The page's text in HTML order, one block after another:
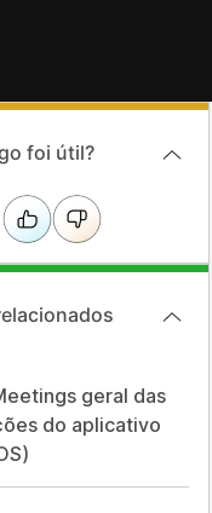
foi útil?
geral das
do aplicativo